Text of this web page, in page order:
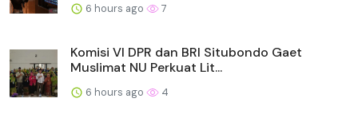
6 hours ago 7
Komisi VI DPR dan BRI Situbondo Gaet
Muslimat NU Perkuat Lit...
6 hours ago 4